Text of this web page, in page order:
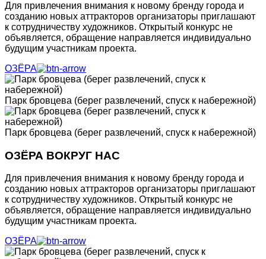
Для привлечения внимания к новому бренду города и
созданию новых аттракторов организаторы приглашают
к сотрудничеству художников. Открытый конкурс не
объявляется, обращение направляется индивидуально
будущим участникам проекта.
ОЗЁРА
Парк бровцева (берег развлечений, спуск к набережной)
Парк бровцева (берег развлечений, спуск к набережной)
ОЗЁРА ВОКРУГ НАС
Для привлечения внимания к новому бренду города и
созданию новых аттракторов организаторы приглашают
к сотрудничеству художников. Открытый конкурс не
объявляется, обращение направляется индивидуально
будущим участникам проекта.
ОЗЁРА